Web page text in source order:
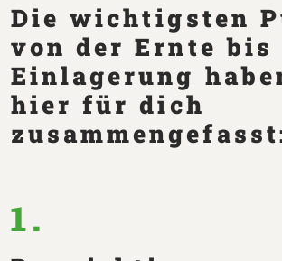
Die wichtigsten
von der Ernte bis
Einlagerung
hier für dich
1.